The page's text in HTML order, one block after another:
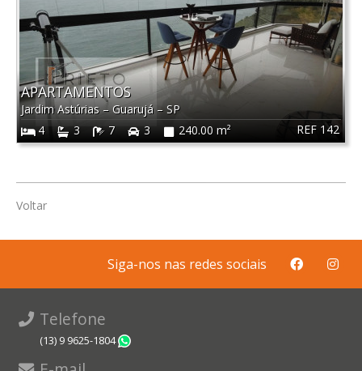
REF 142
APARTAMENTOS
Jardim Astúrias–Guarujá– SP
4
3 7 3 240.00 m²
Voltar
Siga-nos nas redes sociais
Telefone
(13) 9 9625-1804